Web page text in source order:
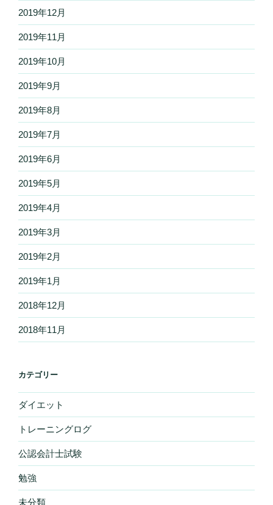
2019年12月
2019年11月
2019年10月
2019年9月
2019年8月
2019年7月
2019年6月
2019年5月
2019年4月
2019年3月
2019年2月
2019年1月
2018年12月
2018年11月
カテゴリー
ダイエット
トレーニングログ
公認会計士試験
勉強
未分類